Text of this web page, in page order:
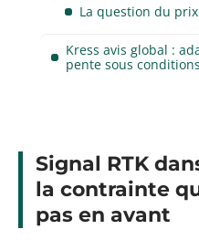
La question du
Kress avis global :
pente sous conditions
Signal RTK
la contrainte
pas en avant